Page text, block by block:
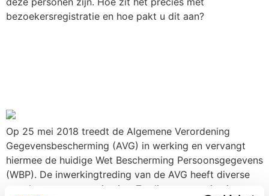
bezoekersregistratie en hoe pakt u dit aan?
Op 25 mei 2018 treedt de Algemene Verordening
Gegevensbescherming (AVG) in werking en vervangt
hiermee de huidige Wet Bescherming Persoonsgegevens
(WBP). De inwerkingtreding van de AVG heeft diverse
gevolgen voor organisaties. Zo dienen organisaties